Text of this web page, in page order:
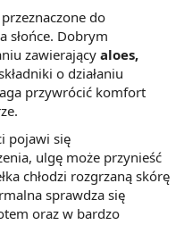
do
słońce. Dobrym
zawierający aloes,
o działaniu
przywrócić komfort
pojawi się
ulgę może przynieść
chłodzi rozgrzaną skórę
sprawdza się
oraz w bardzo